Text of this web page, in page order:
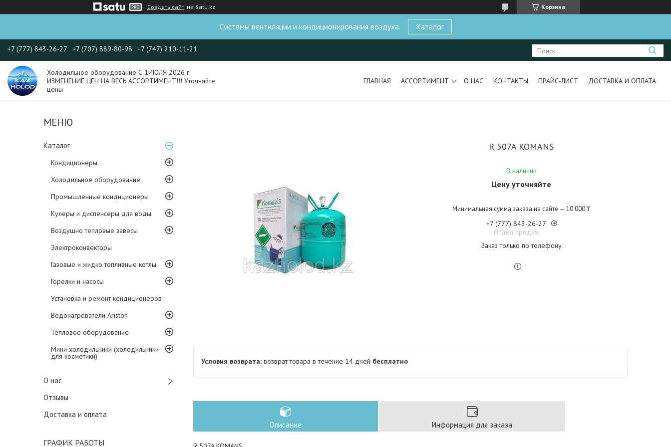
Создать сайт на Satu.kz Корзина
Системы вентиляции и кондиционирования воздуха. Каталог
+7 (777) 843-26-27 +7 (707) 889-80-98 +7 (747) 210-11-21
Холодильное оборудование С 1ИЮЛЯ 2026 г.
ИЗМЕНЕНИЕ ЦЕН НА ВЕСЬ АССОРТИМЕНТ!!! Уточняйте
цены
ГЛАВНАЯ АССОРТИМЕНТ О НАС КОНТАКТЫ ПРАЙС-ЛИСТ ДОСТАВКА И ОПЛАТА
Каталог
Кондиционеры
Холодильное оборудование
Промышленные кондиционеры
Кулеры и диспенсеры для воды
Воздушно тепловые завесы
Электроконвекторы
Газовые и жидко топливные котлы
Горелки и насосы
Установка и ремонт кондиционеров
Водонагреватели Ariston
Тепловое оборудование
Мини холодильники (холодильники
для косметики)
О нас
Отзывы
Доставка и оплата
ГРАФИК РАБОТЫ
R 507A KOMANS
В наличии
Цену уточняйте
Минимальная сумма заказа на сайте — 10 000 ₸
+7 (777) 843-26-27
Отдел продаж
Заказ только по телефону
возврат товара в течение 14 дней бесплатно
Описание Информация для заказа